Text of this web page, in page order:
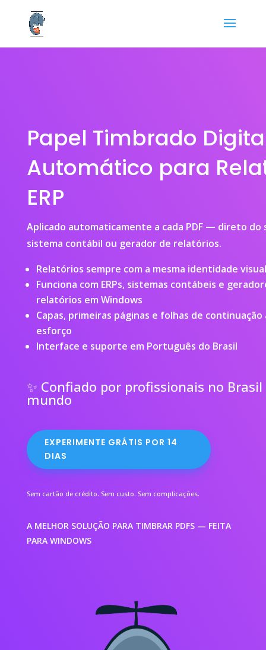
Papel Timbrado
Automático para
ERP
Aplicado automaticamente a cada PDF — direto do
sistema contábil ou gerador de relatórios.
Relatórios sempre com a mesma identidade visual
Funciona com ERPs, sistemas contábeis e
relatórios em Windows
Capas, primeiras páginas e folhas de continuação
esforço
Interface e suporte em Português do Brasil
✨ Confiado por profissionais no Brasil
mundo
EXPERIMENTE GRÁTIS POR 14
DIAS
Sem cartão de crédito. Sem custo. Sem complicações.
A MELHOR SOLUÇÃO PARA TIMBRAR PDFS — FEITA
PARA WINDOWS